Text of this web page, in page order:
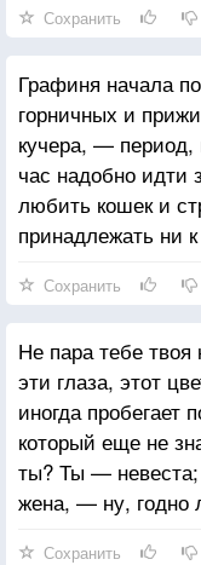
она ей не давала,
ежеминутно.
Сохранить
Графиня начала
горничных и
кучера, — период,
час надобно идти
любить кошек и
принадлежать ни
Сохранить
Не пара тебе
эти глаза, этот
иногда пробегает
который еще не
ты? Ты —
жена, — ну, годно
Сохранить